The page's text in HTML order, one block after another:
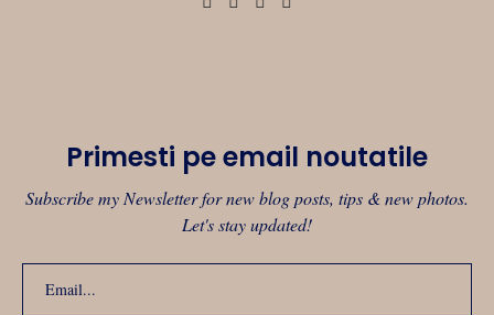
Primesti pe email noutatile
Subscribe my Newsletter for new blog posts, tips & new photos.
Let's stay updated!